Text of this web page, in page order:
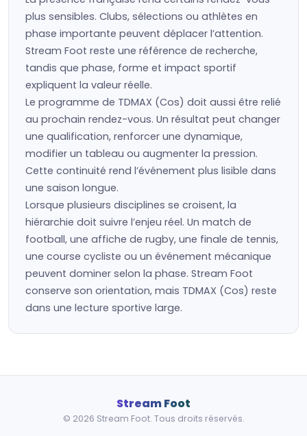
plus sensibles. Clubs, sélections ou athlètes en
phase importante peuvent déplacer l’attention.
Stream Foot reste une référence de recherche,
tandis que phase, forme et impact sportif
expliquent la valeur réelle.
Le programme de TDMAX (Cos) doit aussi être relié
au prochain rendez-vous. Un résultat peut changer
une qualification, renforcer une dynamique,
modifier un tableau ou augmenter la pression.
Cette continuité rend l’événement plus lisible dans
une saison longue.
Lorsque plusieurs disciplines se croisent, la
hiérarchie doit suivre l’enjeu réel. Un match de
football, une affiche de rugby, une finale de tennis,
une course cycliste ou un événement mécanique
peuvent dominer selon la phase. Stream Foot
conserve son orientation, mais TDMAX (Cos) reste
dans une lecture sportive large.
Stream Foot
© 2026 Stream Foot. Tous droits réservés.